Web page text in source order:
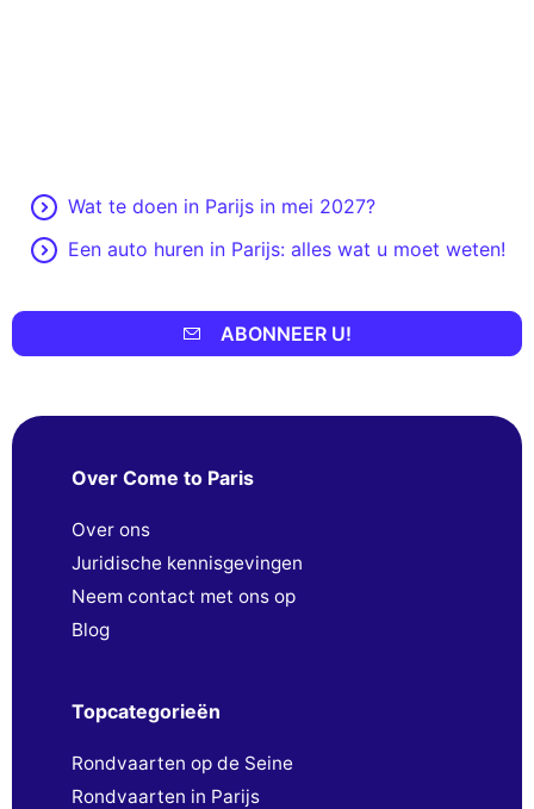
Wat te doen in Parijs in mei 2027?
Een auto huren in Parijs: alles wat u moet weten!
ABONNEER U!
Over Come to Paris
Over ons
Juridische kennisgevingen
Neem contact met ons op
Blog
Topcategorieën
Rondvaarten op de Seine
Rondvaarten in Parijs